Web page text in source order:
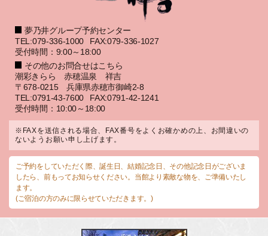
夢乃井グループ予約センター
TEL:079-336-1000
FAX:079-336-1027
受付時間：9:00～18:00
その他のお問合せはこちら
潮彩きらら 赤穂温泉 祥吉
〒678-0215 兵庫県赤穂市御崎2-8
TEL:0791-43-7600
FAX:0791-42-1241
受付時間：10:00～18:00
※FAXを送信される場合、FAX番号をよくお確かめの上、お間違いの
ないようお願い申し上げます。
ご予約をしていただく際、誕生日、結婚記念日、その他記念日がございま
したら、前もってお知らせください。当館より素敵な物を、ご準備いたし
ます。
(ご宿泊の方のみに限らせていただきます。)